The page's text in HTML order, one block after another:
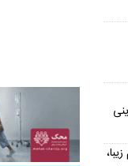
۳۰۰ اسم زیبا،